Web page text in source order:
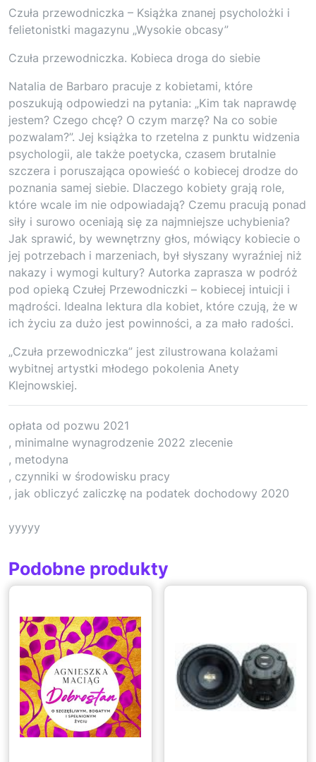
Czuła przewodniczka – Książka znanej psycholożki i
felietonistki magazynu „Wysokie obcasy”
Czuła przewodniczka. Kobieca droga do siebie
Natalia de Barbaro pracuje z kobietami, które
poszukują odpowiedzi na pytania: „Kim tak naprawdę
jestem? Czego chcę? O czym marzę? Na co sobie
pozwalam?”. Jej książka to rzetelna z punktu widzenia
psychologii, ale także poetycka, czasem brutalnie
szczera i poruszająca opowieść o kobiecej drodze do
poznania samej siebie. Dlaczego kobiety grają role,
które wcale im nie odpowiadają? Czemu pracują ponad
siły i surowo oceniają się za najmniejsze uchybienia?
Jak sprawić, by wewnętrzny głos, mówiący kobiecie o
jej potrzebach i marzeniach, był słyszany wyraźniej niż
nakazy i wymogi kultury? Autorka zaprasza w podróż
pod opieką Czułej Przewodniczki – kobiecej intuicji i
mądrości. Idealna lektura dla kobiet, które czują, że w
ich życiu za dużo jest powinności, a za mało radości.
„Czuła przewodniczka” jest zilustrowana kolażami
wybitnej artystki młodego pokolenia Anety
Klejnowskiej.
opłata od pozwu 2021
, minimalne wynagrodzenie 2022 zlecenie
, metodyna
, czynniki w środowisku pracy
, jak obliczyć zaliczkę na podatek dochodowy 2020
yyyyy
Podobne produkty